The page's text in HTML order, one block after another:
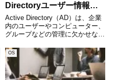
Directoryユーザー情報を
取得する方法
Active Directory（AD）は、企業
内のユーザーやコンピューター、
グループなどの管理に欠かせない
とって、ADユーザーの情報を素
早く取得する手段は日常業務の効
率化に直結します。そこで役立つ
のが、Pow
OS